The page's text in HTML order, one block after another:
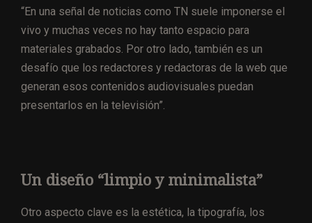
“En una señal de noticias como TN suele imponerse el
vivo y muchas veces no hay tanto espacio para
materiales grabados. Por otro lado, también es un
desafío que los redactores y redactoras de la web que
generan esos contenidos audiovisuales puedan
presentarlos en la televisión”.
Un diseño “limpio y minimalista”
Otro aspecto clave es la estética, la tipografía, los